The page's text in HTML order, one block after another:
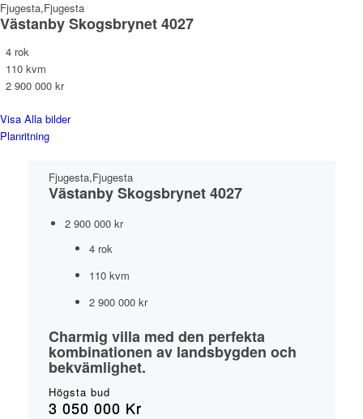
Fjugesta,Fjugesta
Västanby Skogsbrynet 4027
4 rok
110 kvm
2 900 000 kr
Visa Alla bilder
Planritning
Fjugesta,Fjugesta
Västanby Skogsbrynet 4027
2 900 000 kr
4 rok
110 kvm
2 900 000 kr
Charmig villa med den perfekta
kombinationen av landsbygden och
bekvämlighet.
Högsta bud
3 050 000 Kr